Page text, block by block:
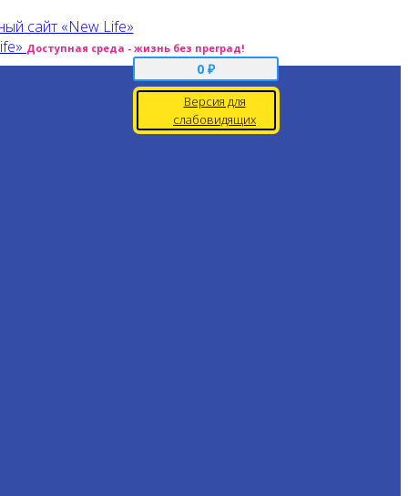
Доступная среда - жизнь без преград!
0 ₽
Версия для
слабовидящих